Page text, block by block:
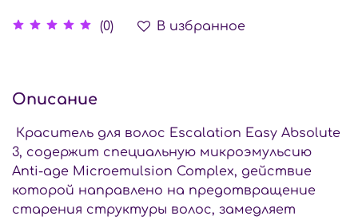
(0) В избранное
Описание
Краситель для волос Escalation Easy Absolute
3, содержит специальную микроэмульсию
Anti-age Microemulsion Complex, действие
которой направлено на предотвращение
старения структуры волос, замедляет